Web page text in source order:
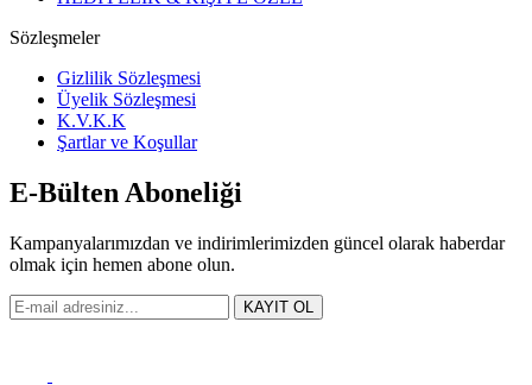
Sözleşmeler
Gizlilik Sözleşmesi
Üyelik Sözleşmesi
K.V.K.K
Şartlar ve Koşullar
E-Bülten Aboneliği
Kampanyalarımızdan ve indirimlerimizden güncel olarak haberdar
olmak için hemen abone olun.
KAYIT OL